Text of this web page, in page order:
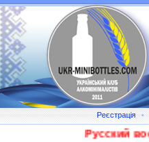
Реєстрація •
Русский